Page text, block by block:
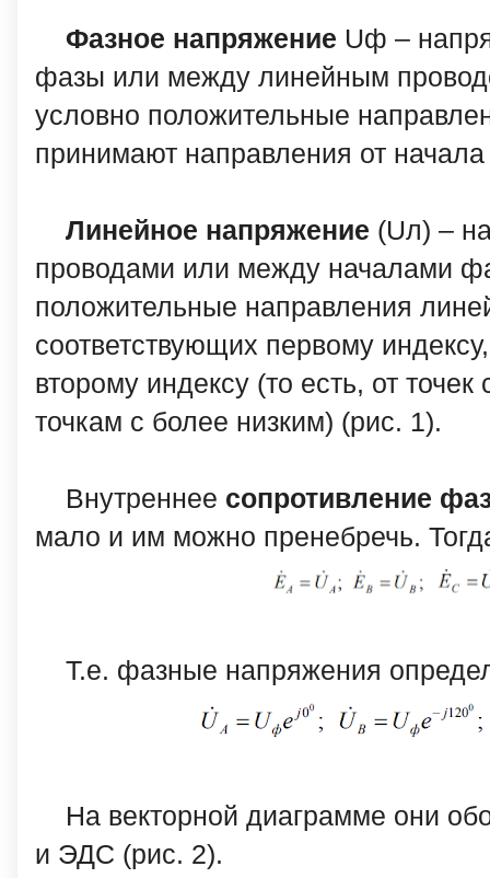
Фазное напряжение Uф –
фазы или между линейным
условно положительные
принимают направления от
Линейное напряжение (Uл) –
проводами или между началами
положительные направления
соответствующих первому
второму индексу (то есть, от
точкам с более низким) (рис. 1).
Внутреннее сопротивление
мало и им можно пренебречь.
Т.е. фазные напряжения
На векторной диаграмме они
и ЭДС (рис. 2).